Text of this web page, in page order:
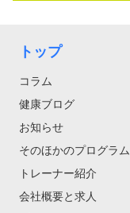
トップ
コラム
健康ブログ
お知らせ
そのほかのプログラム
トレーナー紹介
会社概要と求人